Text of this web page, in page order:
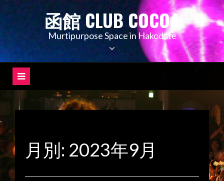
ツ
キ
プ
函館 CLUB COCOA
Murtipurpose Space in Hakodate
月別: 2023年9月